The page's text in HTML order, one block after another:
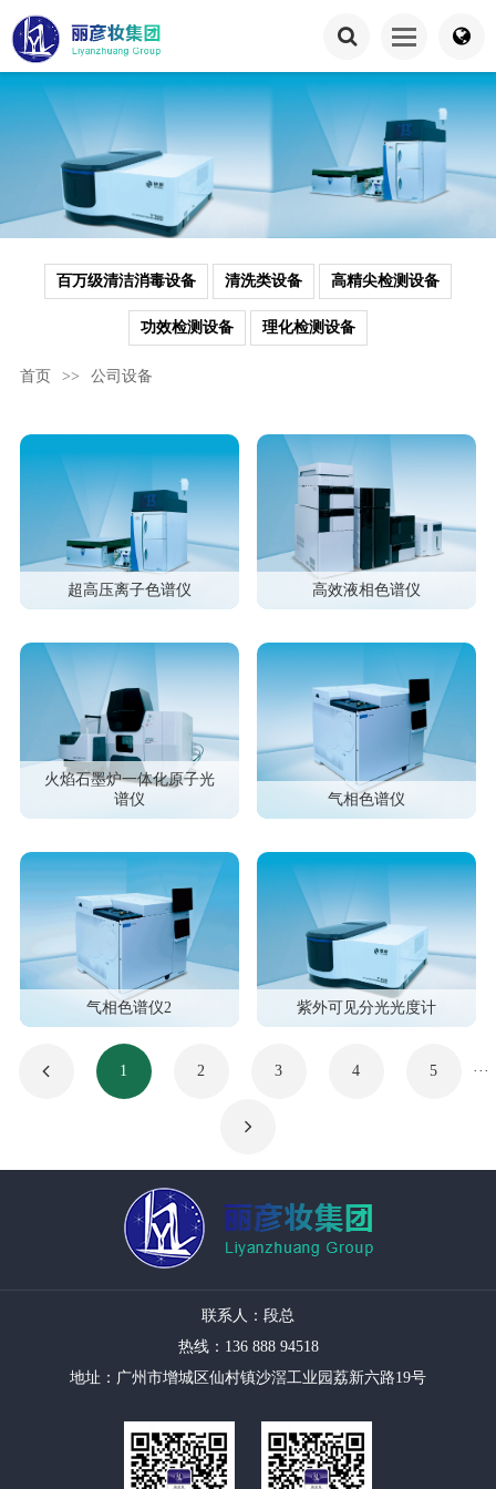
百万级清洁消毒设备 清洗类设备 高精尖检测设备
功效检测设备 理化检测设备
首页 >> 公司设备
超高压离子色谱仪 高效液相色谱仪
火焰石墨炉一体化原子光
谱仪
气相色谱仪
气相色谱仪2 紫外可见分光光度计
1 2 3 4 5 ···
联系人：段总
热线：136 888 94518
地址：广州市增城区仙村镇沙滘工业园荔新六路19号